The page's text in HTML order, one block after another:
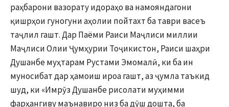
раҳбарони вазорату идораҳо ва намояндагони
қишрҳои гуногуни аҳолии пойтахт ба таври васеъ
таҷлил гашт. Дар Паёми Раиси Маҷлиси миллии
Маҷлиси Олии Ҷумҳурии Тоҷикистон, Раиси шаҳри
Душанбе муҳтарам Рустами Эмомалӣ, ки ба ин
муносибат дар ҳамоиш ироа гашт, аз ҷумла таъкид
шуд, ки «Имрӯз Душанбе рисолати муҳимми
фарҳангиву маънавиро низ ба дӯш дошта, ба